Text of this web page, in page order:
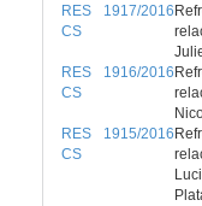
RES 1917/2016
CS
RES 1916/2016
CS
RES 1915/2016
CS